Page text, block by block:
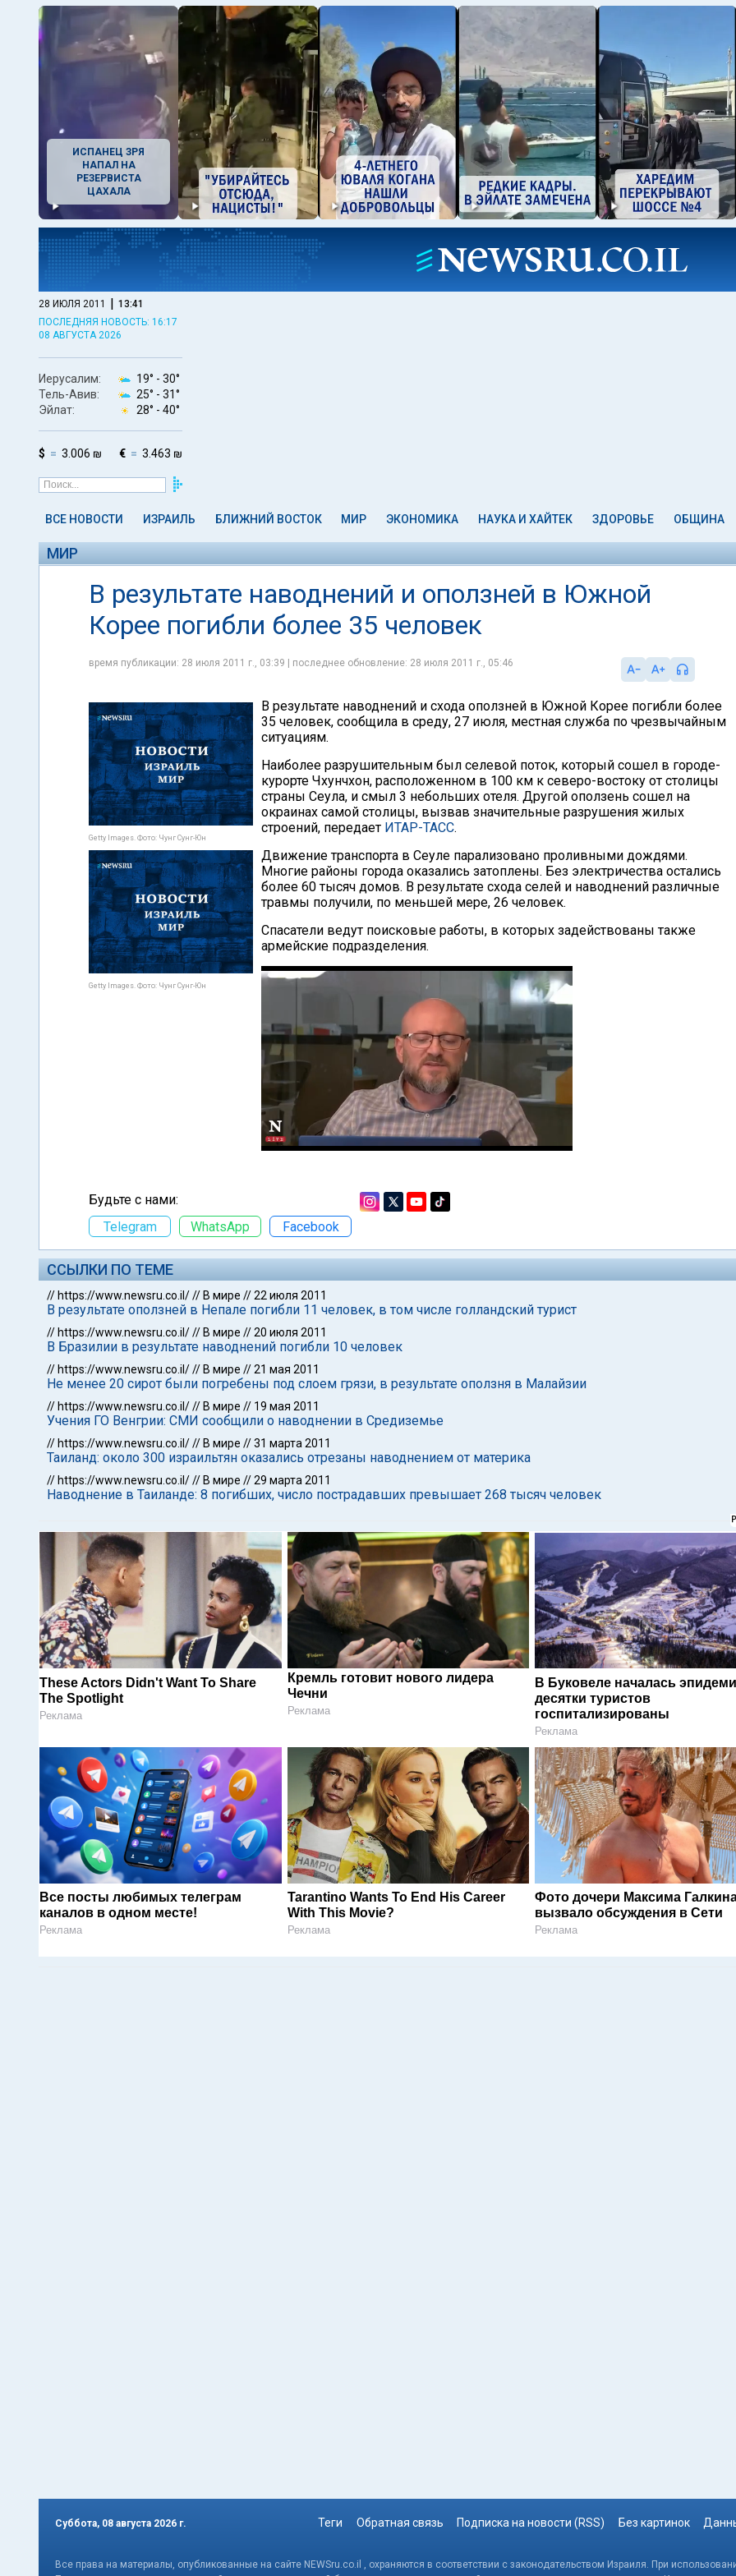
ИСПАНЕЦ ЗРЯ
НАПАЛ НА
РЕЗЕРВИСТА
ЦАХАЛА
28 ИЮЛЯ 2011 | 13:41
ПОСЛЕДНЯЯ НОВОСТЬ: 16:17
08 АВГУСТА 2026
Иерусалим: 19° - 30°
Тель-Авив:
25° - 31°
Эйлат:
28° - 40°
$ 3.006 ₪ € 3.463 ₪
ВСЕ НОВОСТИ ИЗРАИЛЬ БЛИЖНИЙ ВОСТОК МИР ЭКОНОМИКА НАУКА И ХАЙТЕК ЗДОРОВЬЕ ОБЩИНА
МИР
В результате наводнений и оползней в Южной
Корее погибли более 35 человек
время публикации: 28 июля 2011 г., 03:39 | последнее обновление: 28 июля 2011 г., 05:46
Getty Images. Фото: Чунг Сунг-Юн
Getty Images. Фото: Чунг Сунг-Юн
В результате наводнений и схода оползней в Южной Корее погибли более
35 человек, сообщила в среду, 27 июля, местная служба по чрезвычайным
ситуациям.
Наиболее разрушительным был селевой поток, который сошел в городе-
курорте Чхунчхон, расположенном в 100 км к северо-востоку от столицы
страны Сеула, и смыл 3 небольших отеля. Другой оползень сошел на
окраинах самой столицы, вызвав значительные разрушения жилых
строений, передает ИТАР-ТАСС.
Движение транспорта в Сеуле парализовано проливными дождями.
Многие районы города оказались затоплены. Без электричества остались
более 60 тысяч домов. В результате схода селей и наводнений различные
травмы получили, по меньшей мере, 26 человек.
Спасатели ведут поисковые работы, в которых задействованы также
армейские подразделения.
Будьте с нами:
Telegram
WhatsApp Facebook
ССЫЛКИ ПО ТЕМЕ
// https://www.newsru.co.il/// В мире //22 июля 2011
В результате оползней в Непале погибли 11 человек, в том числе голландский турист
// https://www.newsru.co.il/// В мире //20 июля 2011
В Бразилии в результате наводнений погибли 10 человек
// https://www.newsru.co.il/// В мире //21 мая 2011
Не менее 20 сирот были погребены под слоем грязи, в результате оползня в Малайзии
// https://www.newsru.co.il/// В мире // 19 мая 2011
Учения ГО Венгрии: СМИ сообщили о наводнении в Средиземье
// https://www.newsru.co.il/// В мире //31 марта 2011
Таиланд: около 300 израильтян оказались отрезаны наводнением от материка
// https://www.newsru.co.il/// В мире //29 марта 2011
Наводнение в Таиланде: 8 погибших, число пострадавших превышает 268 тысяч человек
These Actors Didn't Want To Share
The Spotlight
Реклама
Кремль готовит нового лидера
Чечни
Реклама
В Буковеле началась
десятки туристов
госпитализированы
Реклама
Все посты любимых телеграм
каналов в одном месте!
Реклама
Tarantino Wants To End His Career
With This Movie?
Реклама
Фото дочери Максима
вызвало обсуждения в Сети
Реклама
Суббота, 08 августа 2026 г. Теги Обратная связь Подписка на новости (RSS) Без картинок
Все права на материалы, опубликованные на сайте NEWSru.co.il , охраняются в соответствии с законодательством Израиля. При